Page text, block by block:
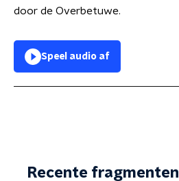
door de Overbetuwe.
Speel audio af
Recente fragmenten